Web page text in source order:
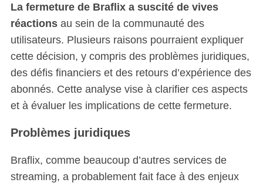
La fermeture de Braflix a suscité de vives
réactionsau sein de la communauté des
utilisateurs. Plusieurs raisons pourraient expliquer
cette décision, y compris des problèmes juridiques,
des défis financiers et des retours d’expérience des
abonnés. Cette analyse vise à clarifier ces aspects
et à évaluer les implications de cette fermeture.
Problèmes juridiques
Braflix, comme beaucoup d’autres services de
streaming, a probablement fait face à des enjeux